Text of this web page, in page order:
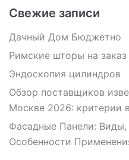
Свежие записи
Дачный Дом Бюджетно
Римские шторы на заказ
Эндоскопия цилиндров
Обзор поставщиков
Москве 2026: критерии
Фасадные Панели:
Особенности